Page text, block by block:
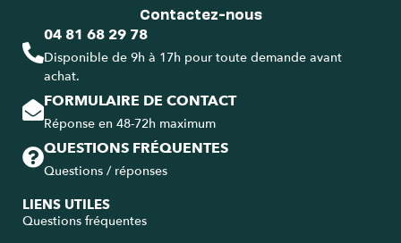
Contactez-nous
04 81 68 29 78
Disponible de 9h à 17h pour toute demande avant
achat.
FORMULAIRE DE CONTACT
Réponse en 48-72h maximum
QUESTIONS FRÉQUENTES
Questions / réponses
LIENS UTILES
Questions fréquentes